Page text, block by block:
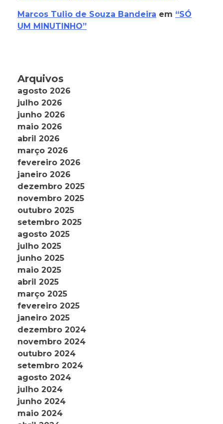
Marcos Tulio de Souza Bandeira em “SÓ
UM MINUTINHO”
Arquivos
agosto 2026
julho 2026
junho 2026
maio 2026
abril 2026
março 2026
fevereiro 2026
janeiro 2026
dezembro 2025
novembro 2025
outubro 2025
setembro 2025
agosto 2025
julho 2025
junho 2025
maio 2025
abril 2025
março 2025
fevereiro 2025
janeiro 2025
dezembro 2024
novembro 2024
outubro 2024
setembro 2024
agosto 2024
julho 2024
junho 2024
maio 2024